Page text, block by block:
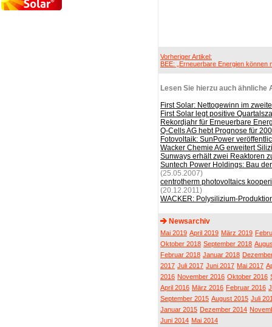
Vorheriger Artikel:
BEE: „Erneuerbare Energien können
Lesen Sie hierzu auch ähnliche
First Solar: Nettogewinn im
First Solar legt positive
Rekordjahr für Erneuerbare
Q-Cells AG hebt Prognose für
Fotovoltaik: SunPower
Wacker Chemie AG erweitert
Sunways erhält zwei Reaktoren
Suntech Power Holdings: Bau
(25.05.2007)
centrotherm photovoltaics
(20.12.2011)
WACKER: Polysilizium-
Newsarchiv
Mai 2019 April 2019 März 2019
Oktober 2018 September 2018
Februar 2018 Januar 2018
2017 Juli 2017 Juni 2017 Mai 2017
2016 November 2016 Oktober 2016
April 2016 März 2016 Februar 2016
September 2015 August 2015 Juli
Januar 2015 Dezember 2014
Juni 2014 Mai 2014